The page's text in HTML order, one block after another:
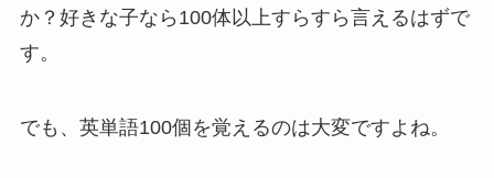
か？好きな子なら100体以上すらすら言えるはずで
す。
でも、英単語100個を覚えるのは大変ですよね。